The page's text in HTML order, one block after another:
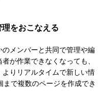
をおこなえる
メンバーと共同で管理や編
が作業できなくなっても、
りリアルタイムで新しい情
まで複数のページを作成でき